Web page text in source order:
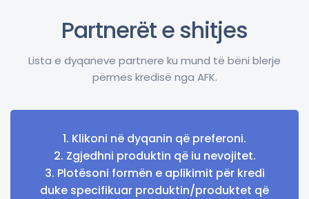
Partnerët e shitjes
Lista e dyqaneve partnere ku mund të bëni blerje
përmes kredisë nga AFK.
1. Klikoni në dyqanin që preferoni.
2. Zgjedhni produktin që iu nevojitet.
3. Plotësoni formën e aplikimit për kredi
duke specifikuar produktin/produktet që